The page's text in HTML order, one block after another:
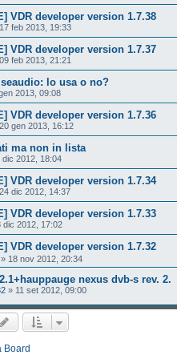
VDR developer version 1.7.38
17 feb 2013, 19:33
VDR developer version 1.7.37
09 feb 2013, 21:21
lo usa o no?
2013, 09:08
VDR developer version 1.7.36
20 gen 2013, 16:12
ma non in lista
dic 2012, 18:04
VDR developer version 1.7.34
24 dic 2012, 14:37
VDR developer version 1.7.33
dic 2012, 17:02
VDR developer version 1.7.32
» 18 nov 2012, 20:34
nexus dvb-s rev. 2.
» 11 set 2012, 09:00
Board